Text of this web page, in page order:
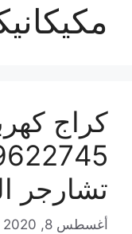
كراج
تشارجر
أغسطس 8, 2020